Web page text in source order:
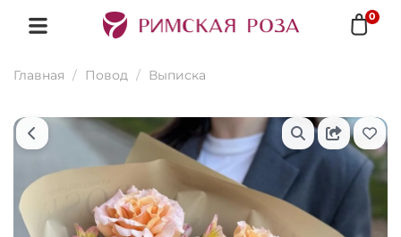
0
Главная Повод Выписка